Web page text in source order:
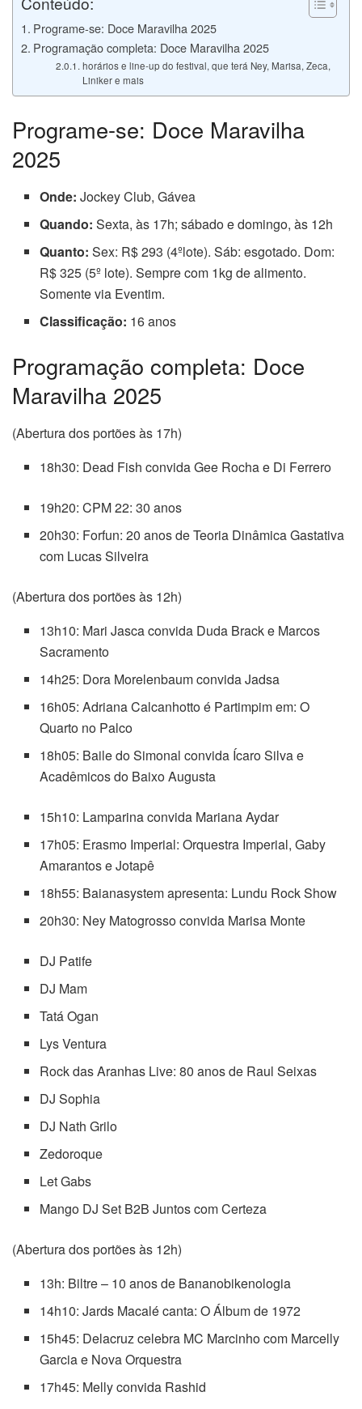
Programe-se: Doce Maravilha 2025
Programação completa: Doce Maravilha 2025
horários e line-up do festival, que terá Ney, Marisa, Zeca,
Liniker e mais
Programe-se: Doce Maravilha
2025
Onde: Jockey Club, Gávea
Quando: Sexta, às 17h; sábado e domingo, às 12h
Quanto: Sex: R$ 293 (4ºlote). Sáb: esgotado. Dom:
R$ 325 (5º lote). Sempre com 1kg de alimento.
Somente via Eventim.
Classificação: 16 anos
Programação completa: Doce
Maravilha 2025
(Abertura dos portões às 17h)
18h30: Dead Fish convida Gee Rocha e Di Ferrero
19h20: CPM 22: 30 anos
20h30: Forfun: 20 anos de Teoria Dinâmica Gastativa
com Lucas Silveira
(Abertura dos portões às 12h)
13h10: Mari Jasca convida Duda Brack e Marcos
Sacramento
14h25: Dora Morelenbaum convida Jadsa
16h05: Adriana Calcanhotto é Partimpim em: O
Quarto no Palco
18h05: Baile do Simonal convida Ícaro Silva e
Acadêmicos do Baixo Augusta
15h10: Lamparina convida Mariana Aydar
17h05: Erasmo Imperial: Orquestra Imperial, Gaby
Amarantos e Jotapê
18h55: Baianasystem apresenta: Lundu Rock Show
20h30: Ney Matogrosso convida Marisa Monte
DJ Patife
DJ Mam
Tatá Ogan
Lys Ventura
Rock das Aranhas Live: 80 anos de Raul Seixas
DJ Sophia
DJ Nath Grilo
Zedoroque
Let Gabs
Mango DJ Set B2B Juntos com Certeza
(Abertura dos portões às 12h)
13h: Biltre – 10 anos de Bananobikenologia
14h10: Jards Macalé canta: O Álbum de 1972
15h45: Delacruz celebra MC Marcinho com Marcelly
Garcia e Nova Orquestra
17h45: Melly convida Rashid